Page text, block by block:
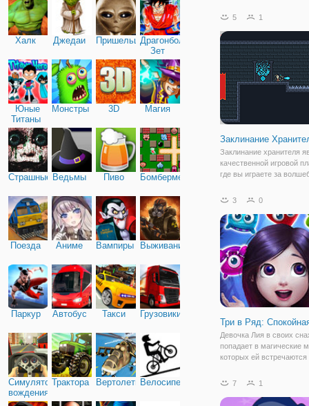
Халк Джедаи ПришельцыДрагонболл
Зет
Юные
Титаны
Монстры 3D Магия
Страшные Ведьмы Пиво Бомбермен
Поезда Аниме Вампиры Выживание
Паркур Автобус Такси Грузовики
Симулятор
вождения
Трактора ВертолетыВелосипед
объединяющая жанры
вместо шариков на
будут аппетитные и
5 1
Заклинание
Заклинание хранителя
качественной игровой
где вы играете за
замок напичкан
3 0
Три в Ряд:
Девочка Лия в своих
попадает в магические
которых ей
навредить ей. Но у
способный дать отпор
7 1